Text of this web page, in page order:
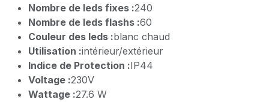
Nombre de leds fixes :240
Nombre de leds flashs :60
Couleur des leds :blanc chaud
Utilisation :intérieur/extérieur
Indice de Protection :IP44
Voltage :230V
Wattage :27.6 W